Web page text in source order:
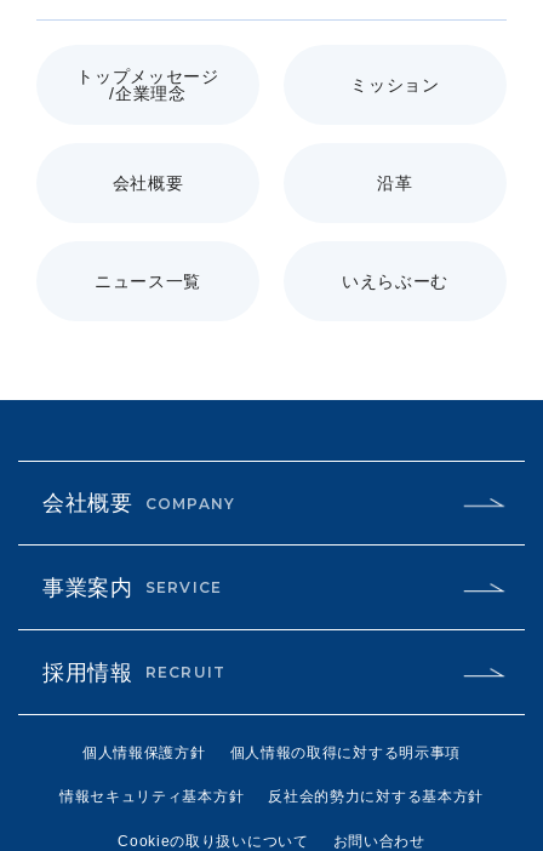
トップメッセージ
/企業理念
ミッション
会社概要 沿革
ニュース一覧 いえらぶーむ
会社概要 COMPANY
事業案内 SERVICE
採用情報 RECRUIT
個人情報保護方針 個人情報の取得に対する明示事項
情報セキュリティ基本方針 反社会的勢力に対する基本方針
Cookieの取り扱いについて お問い合わせ